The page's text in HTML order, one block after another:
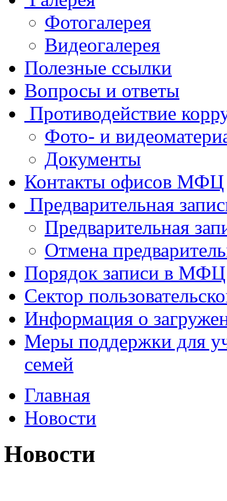
Фотогалерея
Видеогалерея
Полезные ссылки
Вопросы и ответы
Противодействие
Фото- и
Документы
Контакты офисов МФЦ
Предварительная
Предварительная
Отмена
Порядок записи в МФЦ
Сектор
Информация о
Меры поддержки для
семей
Главная
Новости
Новости